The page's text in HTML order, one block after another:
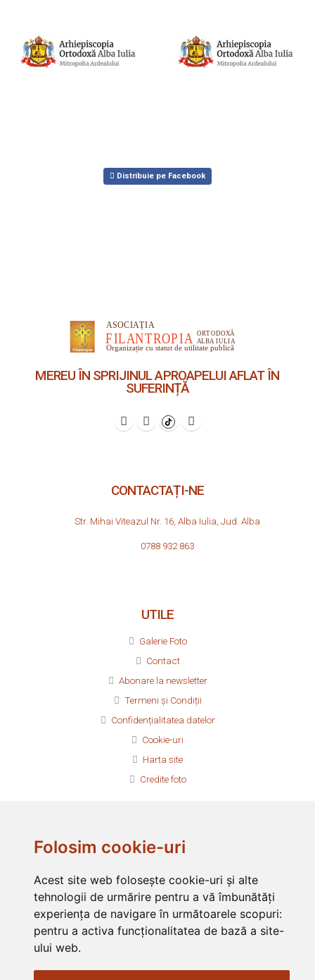
Folosim cookie-uri
Acest site web folosește cookie-uri și alte
tehnologii de urmărire pentru a vă îmbunătăți
experiența de navigare în următoarele scopuri:
pentru a activa funcționalitatea de bază a site-
ului web.
Distribuie pe Facebook
MEREU ÎN SPRIJINUL APROAPELUI AFLAT ÎN
SUFERINȚĂ
CONTACTAȚI-NE
Str. Mihai Viteazul Nr. 16, Alba Iulia, Jud. Alba
0788 932 863
UTILE
Galerie Foto
Contact
Abonare la newsletter
Termeni și Condiții
Confidențialitatea datelor
Cookie-uri
Harta site
Credite foto
Federației Filantropia
Asociația Filantropia Ortodoxă Alba Iulia este membru înFONPC
Asociația Filantropia Ortodoxă Alba Iulia funcționează cu
binecuvântareaArhiepiscopia Ortodoxă Alba Iulia